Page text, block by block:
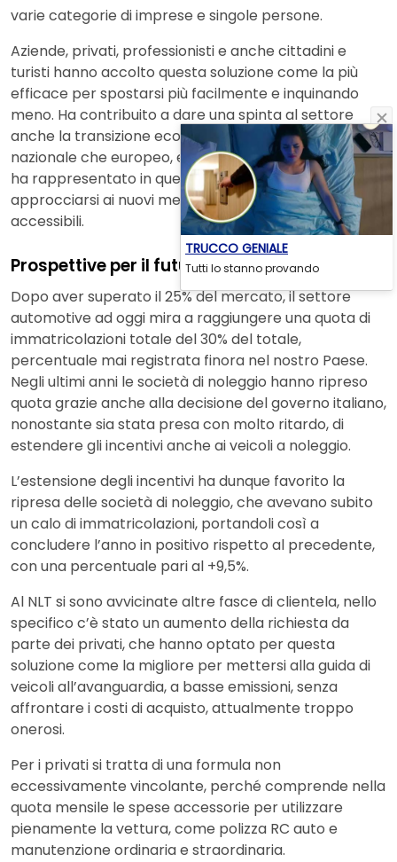
varie categorie di imprese e singole persone.
Aziende, privati, professionisti e anche cittadini e
turisti hanno accolto questa soluzione come la più
efficace per spostarsi più facilmente e inquinando
meno. Ha contribuito a dare una spinta al settore
anche la transizione ecologica in atto, obiettivo sia
nazionale che europeo, e il noleggio a lungo termine
ha rappresentato in questa ottica la via più giusta per
approcciarsi ai nuovi mezzi ad emissioni ridotte a costi
accessibili.
Prospettive per il futuro
Dopo aver superato il 25% del mercato, il settore
automotive ad oggi mira a raggiungere una quota di
immatricolazioni totale del 30% del totale,
percentuale mai registrata finora nel nostro Paese.
Negli ultimi anni le società di noleggio hanno ripreso
quota grazie anche alla decisione del governo italiano,
nonostante sia stata presa con molto ritardo, di
estendere gli incentivi anche ai veicoli a noleggio.
L’estensione degli incentivi ha dunque favorito la
ripresa delle società di noleggio, che avevano subito
un calo di immatricolazioni, portandoli così a
concludere l’anno in positivo rispetto al precedente,
con una percentuale pari al +9,5%.
Al NLT si sono avvicinate altre fasce di clientela, nello
specifico c’è stato un aumento della richiesta da
parte dei privati, che hanno optato per questa
soluzione come la migliore per mettersi alla guida di
veicoli all’avanguardia, a basse emissioni, senza
affrontare i costi di acquisto, attualmente troppo
onerosi.
Per i privati si tratta di una formula non
eccessivamente vincolante, perché comprende nella
quota mensile le spese accessorie per utilizzare
pienamente la vettura, come polizza RC auto e
manutenzione ordinaria e straordinaria.
TRUCCO GENIALE
Tutti lo stanno provando